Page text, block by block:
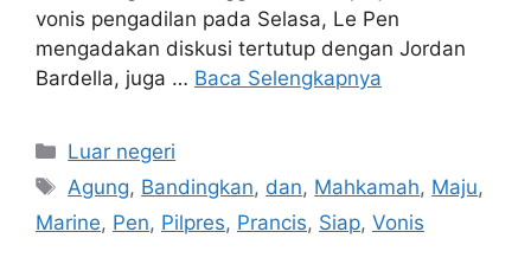
vonis pengadilan pada Selasa, Le Pen
mengadakan diskusi tertutup dengan Jordan
Bardella, juga … Baca Selengkapnya
Kategori
Luar negeri
Tag
Agung, Bandingkan, dan, Mahkamah, Maju,
Marine, Pen, Pilpres, Prancis, Siap, Vonis